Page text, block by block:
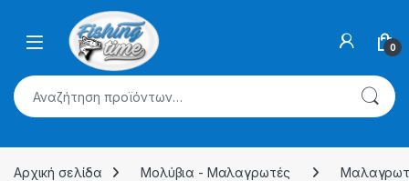
Skip to navigation
0
Αναζήτηση για:
Αρχική σελίδα Μολύβια - Μαλαγρωτές